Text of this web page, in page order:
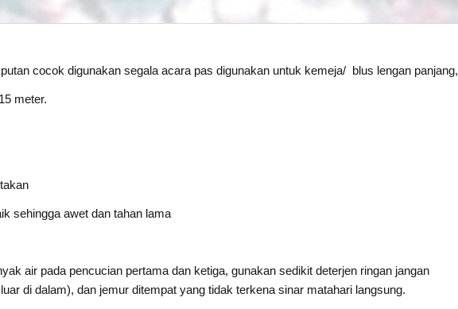
cocok digunakan segala acara pas digunakan untuk kemeja/ blus lengan panjang,
meter.
sehingga awet dan tahan lama
air pada pencucian pertama dan ketiga, gunakan sedikit deterjen ringan jangan
di dalam), dan jemur ditempat yang tidak terkena sinar matahari langsung.